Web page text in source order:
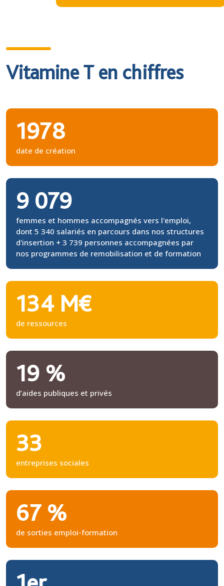
Vitamine T en chiffres
1978
date de création
9 079
femmes et hommes accompagnés vers l'emploi,
dont 5 340 salariés en parcours dans nos structures
d'insertion + 3 739 personnes accompagnées par
nos programmes de remobilisation et de formation
134 M€
de ressources
19 %
d’aides publiques et privés
33
entreprises sociales
67 %
de sorties emploi-formation